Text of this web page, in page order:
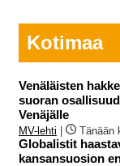
Kotimaa
Venäläisten
suoran
Venäjälle
MV-lehti Tänään
Globalistit
kansansuosion